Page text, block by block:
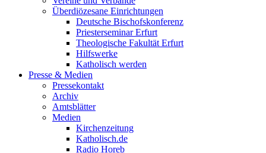
Überdiözesane Einrichtungen
Deutsche Bischofskonferenz
Priesterseminar Erfurt
Theologische Fakultät Erfurt
Hilfswerke
Katholisch werden
Presse & Medien
Pressekontakt
Archiv
Amtsblätter
Medien
Kirchenzeitung
Katholisch.de
Radio Horeb